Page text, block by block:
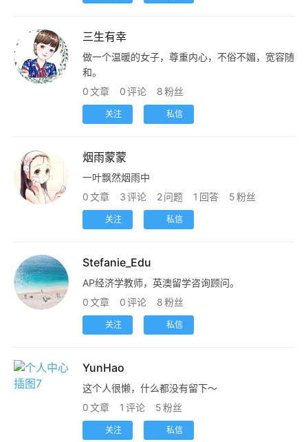
圈
子
访
客
客
户
端
稿
须
三生有幸
做一个温暖的女子，尊重内心，不俗不媚，宽容随
和。
0文章 0评论 8粉丝
关注 私信
烟雨蒙蒙
一叶飘然烟雨中
0文章 3评论 2问题 1 回答 5粉丝
关注 私信
Stefanie_Edu
AP经济学教师，英澳留学咨询顾问。
0文章 0评论 8粉丝
关注 私信
YunHao
这个人很懒，什么都没有留下～
0文章 1 评论 5粉丝
关注 私信